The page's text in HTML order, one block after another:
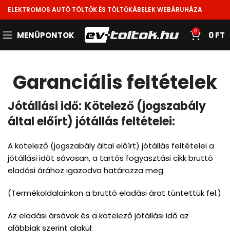
ELEKTROMOS AUTÓ TÖLTŐK ÉS TÖLTŐKÁBELEK WEBÁRUHÁZA
MENÜPONTOK 0 0FT
Garanciális feltételek
Jótállási idő: Kötelező (jogszabály
által előírt) jótállás feltételei:
A kötelező (jogszabály által előírt) jótállás feltételei a
jótállási időt sávosan, a tartós fogyasztási cikk bruttó
eladási árához igazodva határozza meg.
(Termékoldalainkon a bruttó eladási árat tüntettük fel.)
Az eladási ársávok és a kötelező jótállási idő az
alábbiak szerint alakul: